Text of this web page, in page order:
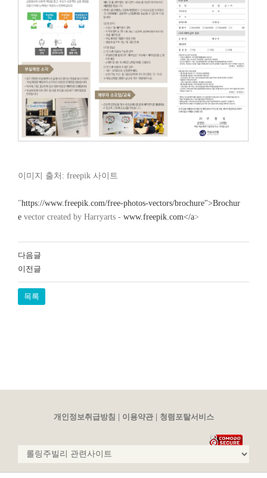
이미지 출처: freepik 사이트
"https://www.freepik.com/free-photos-vectors/brochure">Brochur
e vector created by Harryarts - www.freepik.com</a>
다음글
이전글
목록
개인정보취급방침 | 이용약관| 청렴포탈서비스